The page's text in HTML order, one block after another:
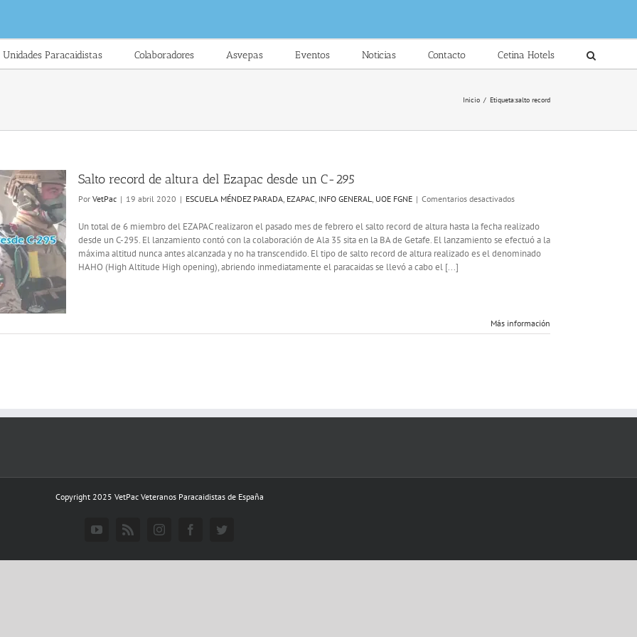
Unidades Paracaidistas Colaboradores Asvepas Eventos Noticias Contacto Cetina Hotels
Inicio / Etiqueta:salto record
Salto record de altura del Ezapac desde un C-295
Por VetPac | 19 abril 2020 | ESCUELA MÉNDEZ PARADA, EZAPAC, INFO GENERAL, UOE FGNE | Comentarios desactivadosen
record
de
altura
295
Un total de 6 miembro del EZAPAC realizaron el pasado mes de febrero el salto record de altura hasta la fecha realizado
desde un C-295. El lanzamiento contó con la colaboración de Ala 35 sita en la BA de Getafe. El lanzamiento se efectuó a la
máxima altitud nunca antes alcanzada y no ha transcendido. El tipo de salto record de altura realizado es el denominado
HAHO (High Altitude High opening), abriendo inmediatamente el paracaidas se llevó a cabo el [...]
Más información
Copyright 2025 VetPac Veteranos Paracaidistas de España
YouTubeRss InstagramFacebookTwitter